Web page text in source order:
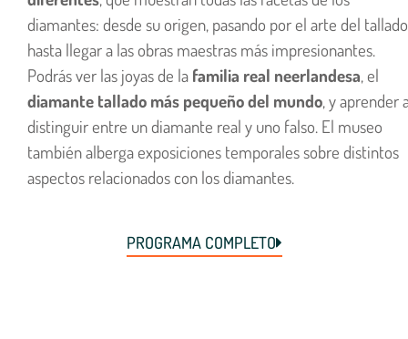
diamantes: desde su origen, pasando por el arte del
hasta llegar a las obras maestras más impresionantes.
Podrás ver las joyas de la familia real neerlandesa, el
diamante tallado más pequeño del mundo, y aprender
distinguir entre un diamante real y uno falso. El museo
también alberga exposiciones temporales sobre distintos
aspectos relacionados con los diamantes.
PROGRAMA COMPLETO